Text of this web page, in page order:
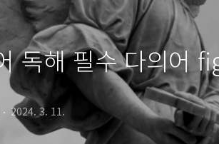
독해 필수 다의어
2024. 3. 11.